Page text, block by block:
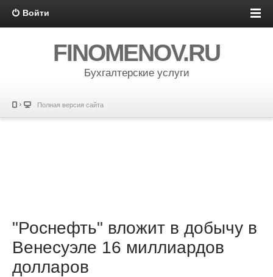
Войти
FINOMENOV.RU
Бухгалтерские услуги
Полная версия сайта
"Роснефть" вложит в добычу в
Венесуэле 16 миллиардов
долларов